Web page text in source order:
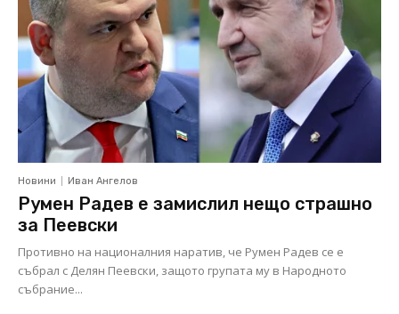
Новини Иван Ангелов
Румен Радев е замислил нещо страшно
за Пеевски
Противно на националния наратив, че Румен Радев се е
събрал с Делян Пеевски, защото групата му в Народното
събрание...